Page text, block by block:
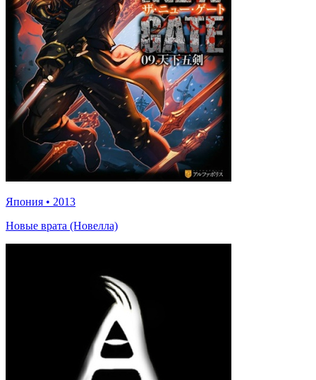
Япония • 2013
Новые врата (Новелла)